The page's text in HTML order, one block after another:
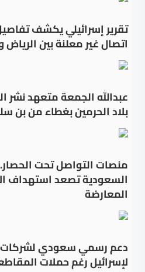
تقرير إسرائيلي يكشف
اتصال غير معلنة بين الرياض
عبدالله الجمعة متعهد نشر
بلاد الحرمين بغطاء من بن
منصات التواصل تحت
السعودية تصعد استهداف
المعارضة
دعم رسمي سعودي
لإسرائيل رغم حملات